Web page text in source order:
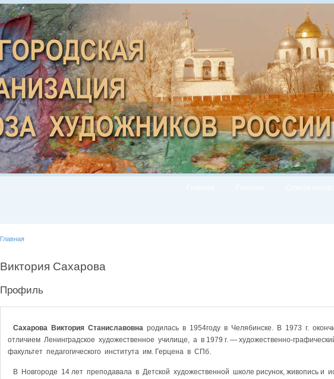
Главная
Виктория Сахарова
Профиль
Сахарова Виктория Станиславовна родилась в 1954году в Челябинске. В 1973 г.
отличием Ленинградское художественное училище, а в 1979 г. — художественно-
факультет педагогического института им. Герцена в СПб.
В Новгороде 14 лет преподавала в Детской художественной школе рисунок, живопись и